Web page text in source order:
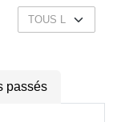
passés